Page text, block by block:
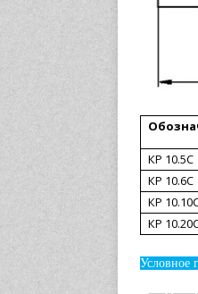
КР 10.5С
КР 10.6С
КР
КР
Условное